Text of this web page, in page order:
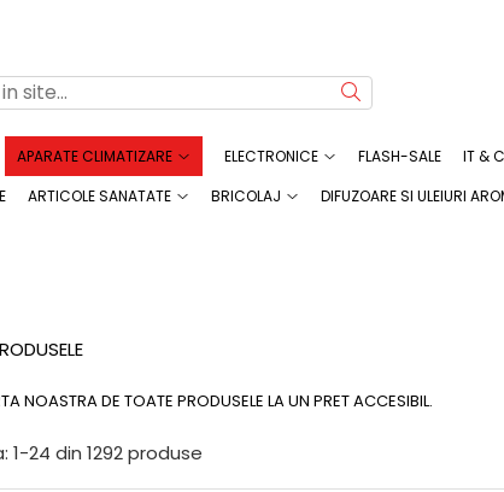
APARATE CLIMATIZARE ELECTRONICE FLASH-SALE IT & C
ARTICOLE SANATATE BRICOLAJ DIFUZOARE SI ULEIURI
NOASTRA DE TOATE PRODUSELE LA UN PRET ACCESIBIL.
1-24 din 1292produse